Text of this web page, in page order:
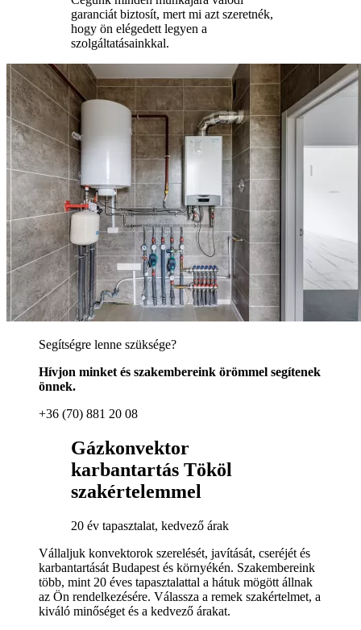
garanciát biztosít, mert mi azt szeretnék,
hogy ön elégedett legyen a
szolgáltatásainkkal.
Segítségre lenne szüksége?
Hívjon minket és szakembereink örömmel segítenek
önnek.
+36 (70) 881 20 08
Gázkonvektor
karbantartás Tököl
szakértelemmel
20 év tapasztalat, kedvező árak
Vállaljuk konvektorok szerelését, javítását, cseréjét és
karbantartását Budapest és környékén. Szakembereink
több, mint 20 éves tapasztalattal a hátuk mögött állnak
az Ön rendelkezésére. Válassza a remek szakértelmet, a
kiváló minőséget és a kedvező árakat.